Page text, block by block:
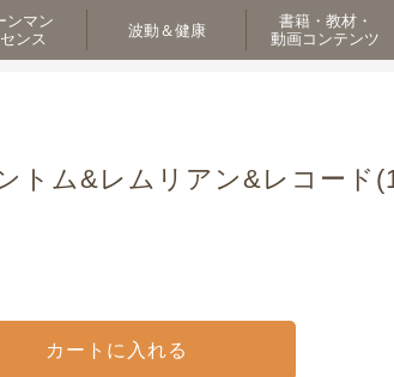
ンマン
ンス
波動＆健康
書籍・教材・
動画コンテンツ
トム&レムリアン&レコード